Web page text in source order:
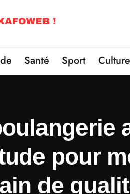
Santé Sport Culture
pour
de